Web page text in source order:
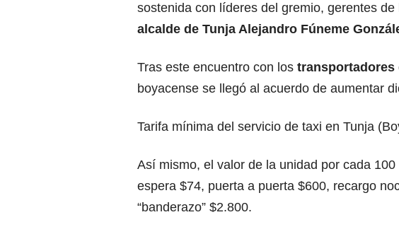
sostenida con líderes del gremio, gerentes
alcalde de Tunja Alejandro Fúneme
Tras este encuentro con los
boyacense se llegó al acuerdo de aumentar
Tarifa mínima del servicio de taxi en Tunja
Así mismo, el valor de la unidad por cada
espera $74, puerta a puerta $600, recargo
“banderazo” $2.800.